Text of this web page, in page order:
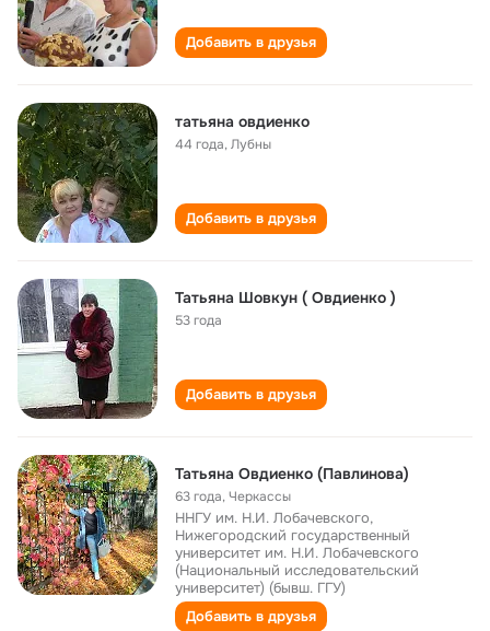
Добавить в друзья
татьяна овдиенко
44 года,Лубны
Добавить в друзья
Татьяна Шовкун ( Овдиенко )
53 года
Добавить в друзья
Татьяна Овдиенко (Павлинова)
63 года,Черкассы
ННГУ им. Н.И. Лобачевского,
Нижегородский государственный
университет им. Н.И. Лобачевского
(Национальный исследовательский
университет) (бывш. ГГУ)
Добавить в друзья